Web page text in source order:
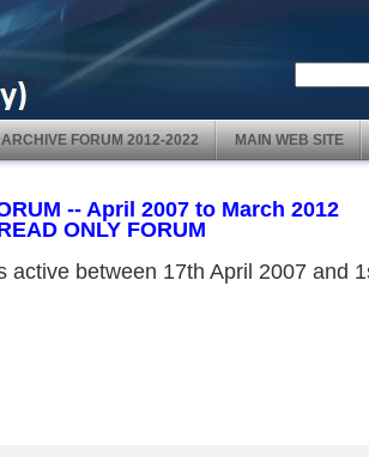
ARCHIVE FORUM 2012-2022 MAIN WEB SITE
-- April 2007 to March 2012
ONLY FORUM
between 17th April 2007 and